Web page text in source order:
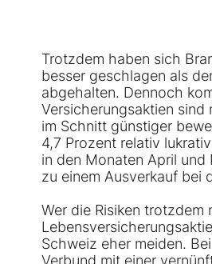
Trotzdem haben sich
besser geschlagen als
abgehalten. Dennoch
Versicherungsaktien sind
im Schnitt günstiger
4,7 Prozent relativ
in den Monaten April
zu einem Ausverkauf bei
Wer die Risiken
Schweiz eher meiden.
Verbund mit einer